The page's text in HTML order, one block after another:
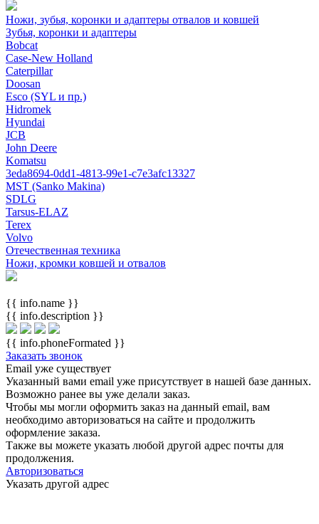
Ножи, зубья, коронки и адаптеры отвалов и ковшей
Зубья, коронки и адаптеры
Bobcat
Case-New Holland
Caterpillar
Doosan
Esco (SYL и пр.)
Hidromek
Hyundai
JCB
John Deere
Komatsu
3eda8694-0dd1-4813-99e1-c7e3afc13327
MST (Sanko Makina)
SDLG
Tarsus-ELAZ
Terex
Volvo
Отечественная техника
Ножи, кромки ковшей и отвалов
{{ info.name }}
{{ info.description }}
{{ info.phoneFormated }}
Заказать звонок
Email уже существует
Указанный вами email уже присутствует в нашей базе данных.
Возможно ранее вы уже делали заказ.
Чтобы мы могли оформить заказ на данный email, вам
необходимо авторизоваться на сайте и продолжить
оформление заказа.
Также вы можете указать любой другой адрес почты для
продолжения.
Авторизоваться
Указать другой адрес